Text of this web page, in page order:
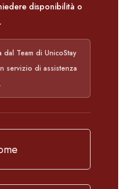
disponibilità o
dal Team di UnicoStay
servizio di assistenza